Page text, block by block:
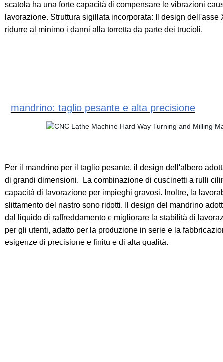
scatola ha una forte capacità di compensare le vibrazioni
lavorazione. Struttura sigillata incorporata: Il design
ridurre al minimo i danni alla torretta da parte dei trucioli.
mandrino: taglio pesante e alta precisione
Per il mandrino per il taglio pesante, il design dell'albero
di grandi dimensioni.
La combinazione di cuscinetti a rulli
capacità di lavorazione per impieghi gravosi. Inoltre, la
slittamento del nastro sono ridotti. Il design del mandrino
dal liquido di raffreddamento e migliorare la stabilità di
per gli utenti, adatto per la produzione in serie e la
esigenze di precisione e finiture di alta qualità.